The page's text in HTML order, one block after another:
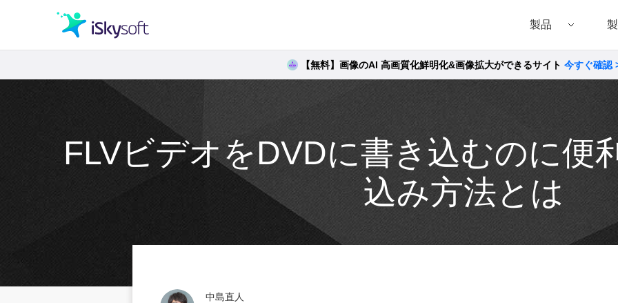
製品
クリエイティビティ
オフィス効率化
ユーティリティ
Filmora（フィモーラ）
• Filmora for Windows
• Filmora for Mac
UniConverter(スーパーメディア変
• UniConverter for Windows
• UniConverter for Mac
•
【無料】画像のAI 高画質化鮮明化&画像拡大ができるサイト 今すぐ確認
FLVビデオをDVDに書き込むのに便
込み方法とは
中島直人